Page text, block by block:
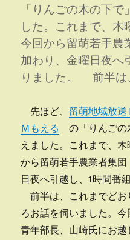
「りんごの木の下
した。これまで、木
今回から留萌若手農
加わり、金曜日夜へ
りました。 前半
先ほど、 留萌地域放送
Ｍもえる
の「りんごの
えました。これまで、
から留萌若手農業者集
日夜へ引越し、1時間番
前半は、これまでどお
ろお話を伺いました。
青年部長、山崎氏にお